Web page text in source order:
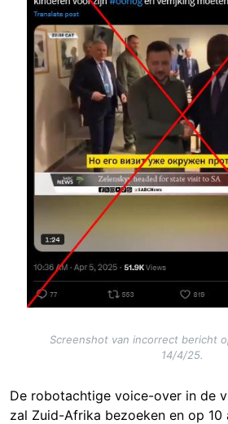
Screenshot van incorrect bericht
14/4/25.
De robotachtige voice-over in de
zal Zuid-Afrika bezoeken en op